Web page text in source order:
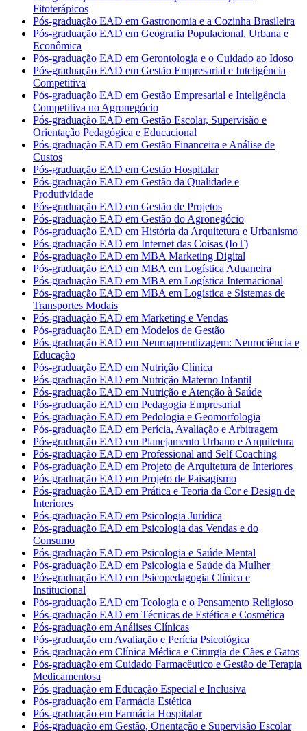
Fitoterápicos
Pós-graduação EAD em Gastronomia e a Cozinha Brasileira
Pós-graduação EAD em Geografia Populacional, Urbana e
Econômica
Pós-graduação EAD em Gerontologia e o Cuidado ao Idoso
Pós-graduação EAD em Gestão Empresarial e Inteligência
Competitiva
Pós-graduação EAD em Gestão Empresarial e Inteligência
Competitiva no Agronegócio
Pós-graduação EAD em Gestão Escolar, Supervisão e
Orientação Pedagógica e Educacional
Pós-graduação EAD em Gestão Financeira e Análise de
Custos
Pós-graduação EAD em Gestão Hospitalar
Pós-graduação EAD em Gestão da Qualidade e
Produtividade
Pós-graduação EAD em Gestão de Projetos
Pós-graduação EAD em Gestão do Agronegócio
Pós-graduação EAD em História da Arquitetura e Urbanismo
Pós-graduação EAD em Internet das Coisas (IoT)
Pós-graduação EAD em MBA Marketing Digital
Pós-graduação EAD em MBA em Logística Aduaneira
Pós-graduação EAD em MBA em Logística Internacional
Pós-graduação EAD em MBA em Logística e Sistemas de
Transportes Modais
Pós-graduação EAD em Marketing e Vendas
Pós-graduação EAD em Modelos de Gestão
Pós-graduação EAD em Neuroaprendizagem: Neurociência e
Educação
Pós-graduação EAD em Nutrição Clínica
Pós-graduação EAD em Nutrição Materno Infantil
Pós-graduação EAD em Nutrição e Atenção à Saúde
Pós-graduação EAD em Pedagogia Empresarial
Pós-graduação EAD em Pedologia e Geomorfologia
Pós-graduação EAD em Perícia, Avaliação e Arbitragem
Pós-graduação EAD em Planejamento Urbano e Arquitetura
Pós-graduação EAD em Professional and Self Coaching
Pós-graduação EAD em Projeto de Arquitetura de Interiores
Pós-graduação EAD em Projeto de Paisagismo
Pós-graduação EAD em Prática e Teoria da Cor e Design de
Interiores
Pós-graduação EAD em Psicologia Jurídica
Pós-graduação EAD em Psicologia das Vendas e do
Consumo
Pós-graduação EAD em Psicologia e Saúde Mental
Pós-graduação EAD em Psicologia e Saúde da Mulher
Pós-graduação EAD em Psicopedagogia Clínica e
Institucional
Pós-graduação EAD em Teologia e o Pensamento Religioso
Pós-graduação EAD em Técnicas de Estética e Cosmética
Pós-graduação em Análises Clínicas
Pós-graduação em Avaliação e Perícia Psicológica
Pós-graduação em Clínica Médica e Cirurgia de Cães e Gatos
Pós-graduação em Cuidado Farmacêutico e Gestão de Terapia
Medicamentosa
Pós-graduação em Educação Especial e Inclusiva
Pós-graduação em Farmácia Estética
Pós-graduação em Farmácia Hospitalar
Pós-graduação em Gestão, Orientação e Supervisão Escolar